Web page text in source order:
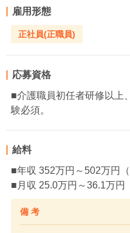
雇用形態
正社員(正職員)
応募資格
■介護職員初任者研修以上
験必須。
給料
■年収 352万円～502万円
■月収 25.0万円～36.1万円
備 考